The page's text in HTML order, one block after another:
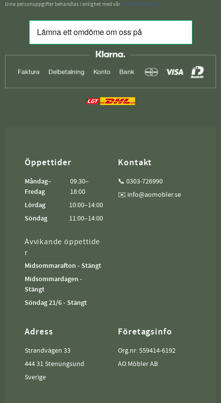
Dina personuppgifter behandlas i enlighet med vår integritetspolicy.
Öppettider
Måndag–
Fredag
09:30–
18:00
Lördag
10:00–14:00
Söndag
11:00–14:00
Avvikande öppettide
r
Midsommarafton - Stängt
Midsommardagen -
Stängt
Söndag 21/6 - Stängt
Kontakt
📞 0303-726990
✉️ info@aomobler.se
Adress
Strandvägen 33
444 31 Stenungsund
Sverige
Företagsinfo
Org.nr: 559414-6192
AO Möbler AB